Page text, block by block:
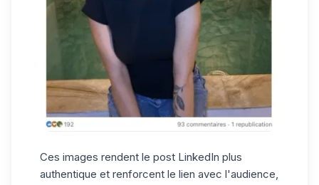
Ces images rendent le post LinkedIn plus
authentique et renforcent le lien avec l'audience,